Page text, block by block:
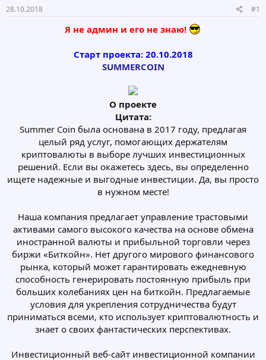
28.10.2018 #1
Я не админ и его не знаю!
Старт проекта: 20.10.2018
SUMMERCOIN
О проекте
Цитата:
Summer Coin была основана в 2017 году, предлагая
целый ряд услуг, помогающих держателям
криптовалюты в выборе лучших инвестиционных
решений. Если вы окажетесь здесь, вы определенно
ищете надежные и выгодные инвестиции. Да, вы просто
в нужном месте!
Наша компания предлагает управление трастовыми
активами самого высокого качества на основе обмена
иностранной валюты и прибыльной торговли через
биржи «Биткойн». Нет другого мирового финансового
рынка, который может гарантировать ежедневную
способность генерировать постоянную прибыль при
больших колебаниях цен на биткойн. Предлагаемые
условия для укрепления сотрудничества будут
приниматься всеми, кто использует криптовалютность и
знает о своих фантастических перспективах.
Инвестиционный веб-сайт инвестиционной компании